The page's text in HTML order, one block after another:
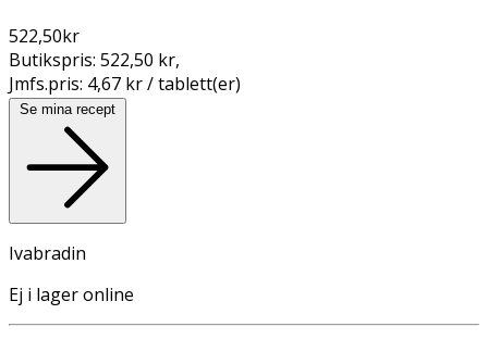
522,50kr
Butikspris: 522,50 kr,
Jmfs.pris: 4,67 kr / tablett(er)
Se mina recept
Ivabradin
Ej i lager online